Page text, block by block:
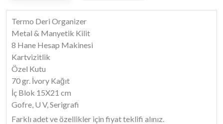
Termo Deri Organizer
Metal & Manyetik Kilit
8 Hane Hesap Makinesi
Kartvizitlik
Özel Kutu
70 gr. İvory Kağıt
İç Blok 15X21 cm
Gofre, U V, Serigrafi
Farklı adet ve özellikler için fiyat teklifi alınız.